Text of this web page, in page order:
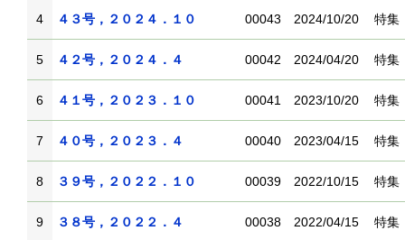
4 ４３号，２０２４．１０ 00043 2024/10/20 特集
5 ４２号，２０２４．４ 00042 2024/04/20 特集
6 ４１号，２０２３．１０ 00041 2023/10/20 特集
7 ４０号，２０２３．４ 00040 2023/04/15 特集
8 ３９号，２０２２．１０ 00039 2022/10/15 特集
9 ３８号，２０２２．４ 00038 2022/04/15 特集